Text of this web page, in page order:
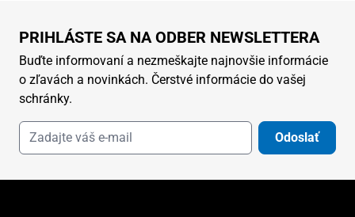
PRIHLÁSTE SA NA ODBER NEWSLETTERA
Buďte informovaní a nezmeškajte najnovšie informácie
o zľavách a novinkách. Čerstvé informácie do vašej
schránky.
Odoslať